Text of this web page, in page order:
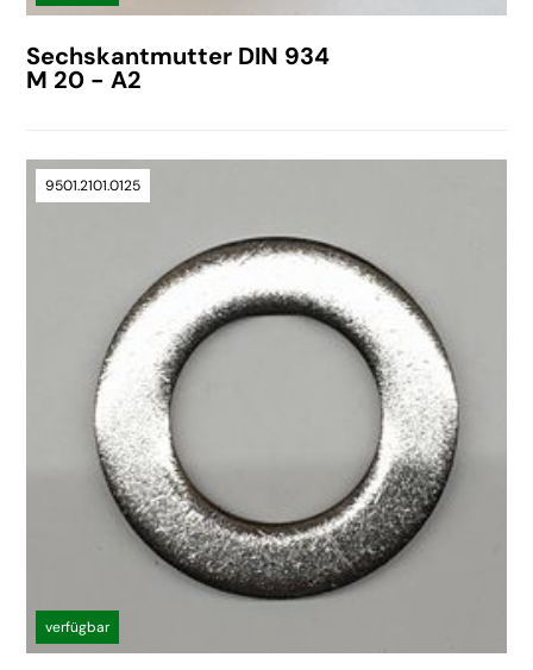
Sechskantmutter DIN 934
M 20 - A2
9501.2101.0125
verfügbar